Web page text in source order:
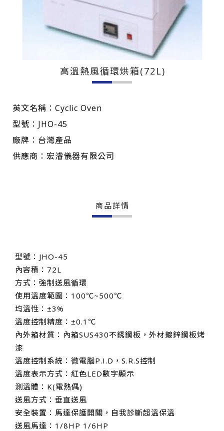
高溫熱風循環烘箱(72L)
英文名稱：Cyclic Oven
型號：JHO-45
廠牌：台灣產品
供應商：宏濬儀器有限公司
商品詳情
型號：JHO-45
內容積：72L
方式：強制送風循環
使用溫度範圍：100℃~500℃
均溫性：±3%
溫度控制精度：±0.1℃
內外箱材質：內箱SUS430不銹鋼板，外材鍍鋅鋼板烤
漆
溫度控制系統：微電腦P.I.D，S.R.S控制
溫度表示方式：紅色LED數字顯示
測溫體：K(電熱偶)
送風方式：垂直送風
安全裝置：馬達保護開關，自我診斷超溫保溫
送風馬達：1/8HP 1/6HP